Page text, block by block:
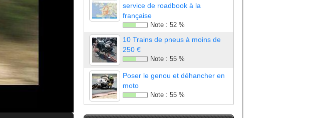
service de roadbook à la
française
Note : 52 %
10 Trains de pneus à moins de
250 €
Note : 55 %
Poser le genou et déhancher en
moto
Note : 55 %